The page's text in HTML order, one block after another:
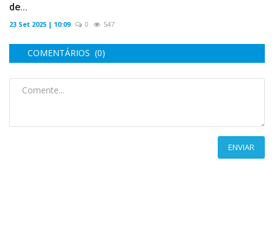
de...
23 Set 2025 | 10:09 0 547
COMENTÁRIOS (0)
ENVIAR